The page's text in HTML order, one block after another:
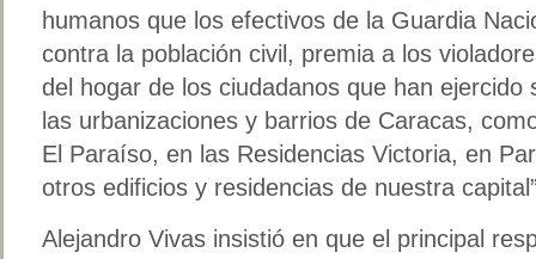
humanos que los efectivos de la Guardia
contra la población civil, premia a los
del hogar de los ciudadanos que han
las urbanizaciones y barrios de Caracas,
El Paraíso, en las Residencias Victoria, en
otros edificios y residencias de nuestra
Alejandro Vivas insistió en que el principal